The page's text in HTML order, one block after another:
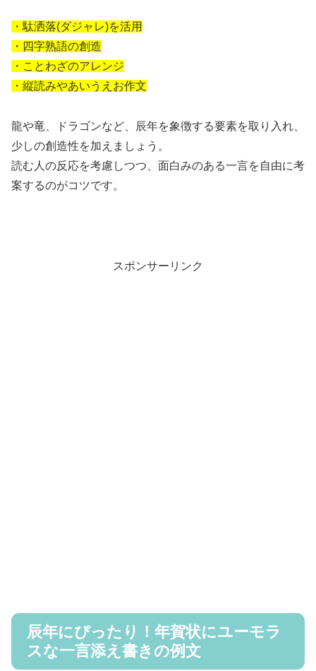
・駄洒落(ダジャレ)を活用
・四字熟語の創造
・ことわざのアレンジ
・縦読みやあいうえお作文
龍や竜、ドラゴンなど、辰年を象徴する要素を取り入れ、
少しの創造性を加えましょう。
読む人の反応を考慮しつつ、面白みのある一言を自由に考
案するのがコツです。
スポンサーリンク
辰年にぴったり！年賀状にユーモラ
スな一言添え書きの例文